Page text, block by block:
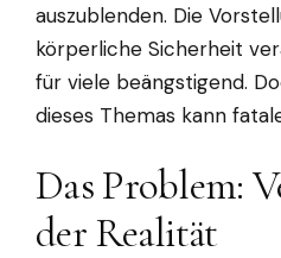
auszublenden. Die
körperliche Sicherheit
für viele beängstigend.
dieses Themas kann
Das Problem:
der Realität